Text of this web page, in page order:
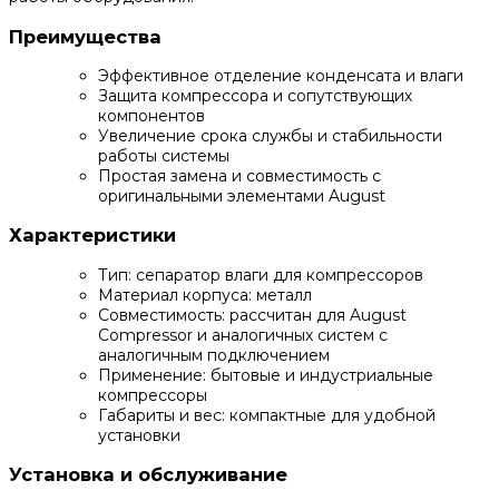
Преимущества
Эффективное отделение конденсата и влаги
Защита компрессора и сопутствующих
компонентов
Увеличение срока службы и стабильности
работы системы
Простая замена и совместимость с
оригинальными элементами August
Характеристики
Тип: сепаратор влаги для компрессоров
Материал корпуса: металл
Совместимость: рассчитан для August
Compressor и аналогичных систем с
аналогичным подключением
Применение: бытовые и индустриальные
компрессоры
Габариты и вес: компактные для удобной
установки
Установка и обслуживание